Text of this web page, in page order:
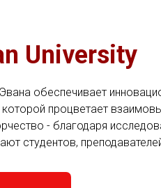
University
обеспечивает
процветает
- благодаря
студентов,